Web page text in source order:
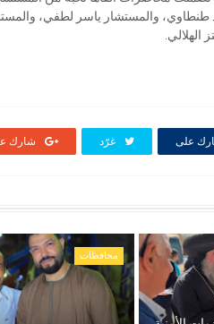
طنطاوي، والمستشار ياسر لطفي،
الهلالي.
على غرّد شارك
محافظات